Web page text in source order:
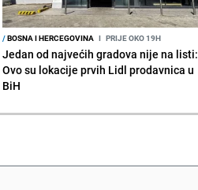
/BOSNA I HERCEGOVINA I PRIJE OKO 19H
Jedan od najvećih gradova nije na listi:
Ovo su lokacije prvih Lidl prodavnica u
BiH